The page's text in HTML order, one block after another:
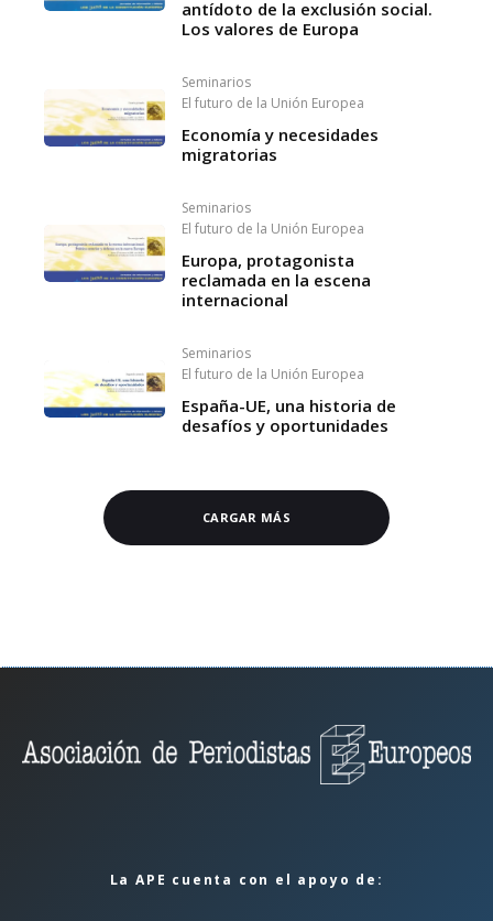
antídoto de la exclusión social.
Los valores de Europa
Seminarios
El futuro de la Unión Europea
Economía y necesidades
migratorias
Seminarios
El futuro de la Unión Europea
Europa, protagonista
reclamada en la escena
internacional
Seminarios
El futuro de la Unión Europea
España-UE, una historia de
desafíos y oportunidades
CARGAR MÁS
La APE cuenta con el apoyo de: